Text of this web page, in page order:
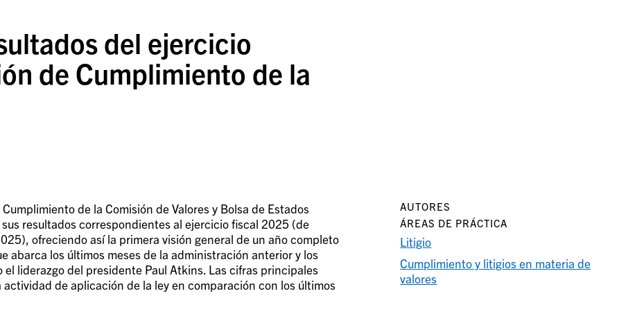
del ejercicio
de Cumplimiento de la
de la Comisión de Valores y Bolsa de Estados
resultados correspondientes al ejercicio fiscal 2025 (de
ofreciendo así la primera visión general de un año completo
abarca los últimos meses de la administración anterior y los
el liderazgo del presidente Paul Atkins. Las cifras principales
de aplicación de la ley en comparación con los últimos
AUTORES
ÁREAS DE PRÁCTICA
Litigio
Cumplimiento y litigios en materia de
valores